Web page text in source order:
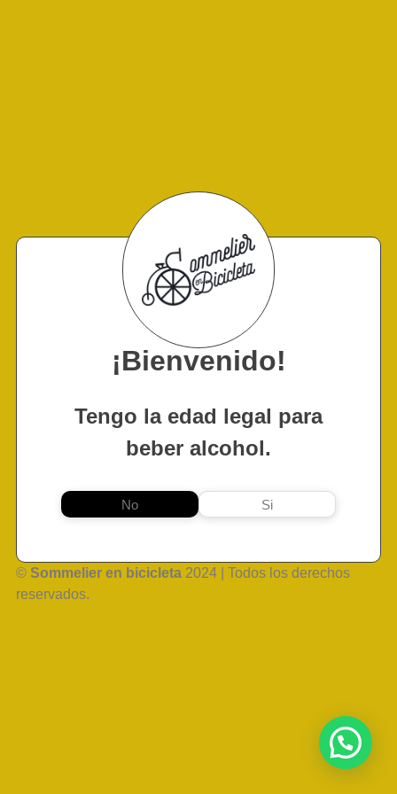
¡Bienvenido!
Tengo la edad legal para
beber alcohol.
No Si
© Sommelier en bicicleta 2024 | Todos los derechos
reservados.